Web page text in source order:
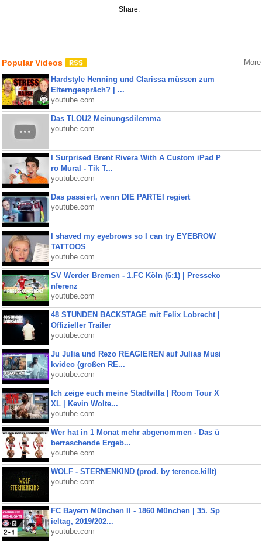
Share:
Popular Videos More
Hardstyle Henning und Clarissa müssen zum
Elterngespräch? | ...
youtube.com
Das TLOU2 Meinungsdilemma
youtube.com
I Surprised Brent Rivera With A Custom iPad P
ro Mural - Tik T...
youtube.com
Das passiert, wenn DIE PARTEI regiert
youtube.com
I shaved my eyebrows so I can try EYEBROW
TATTOOS
youtube.com
SV Werder Bremen - 1.FC Köln (6:1) | Presseko
nferenz
youtube.com
48 STUNDEN BACKSTAGE mit Felix Lobrecht |
Offizieller Trailer
youtube.com
Ju Julia und Rezo REAGIEREN auf Julias Musi
kvideo (großen RE...
youtube.com
Ich zeige euch meine Stadtvilla | Room Tour X
XL | Kevin Wolte...
youtube.com
Wer hat in 1 Monat mehr abgenommen - Das ü
berraschende Ergeb...
youtube.com
WOLF - STERNENKIND (prod. by terence.killt)
youtube.com
FC Bayern München II - 1860 München | 35. Sp
ieltag, 2019/202...
youtube.com